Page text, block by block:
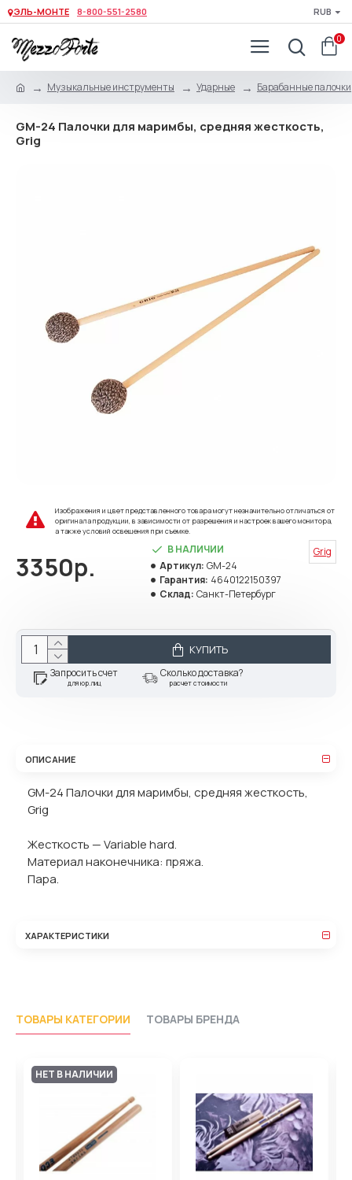
ЭЛЬ-МОНТЕ 8-800-551-2580 RUB
0
Музыкальные инструменты Ударные Барабанные
GM-24 Палочки для маримбы, средняя жесткость,
Grig
Изображения и цвет представленного товара могут незначительно отличаться от
оригинала продукции, в зависимости от разрешения и настроек вашего монитора,
а также условий освещения при съемке.
3350р.
В НАЛИЧИИ
Артикул: GM-24
Гарантия: 4640122150397
Склад: Санкт-Петербург
Grig
КУПИТЬ
Запросить счет
для юр.лиц
Сколько доставка?
расчет стоимости
ОПИСАНИЕ
GM-24 Палочки для маримбы, средняя жесткость,
Grig
Жесткость — Variable hard.
Материал наконечника: пряжа.
Пара.
ХАРАКТЕРИСТИКИ
ТОВАРЫ КАТЕГОРИИ ТОВАРЫ БРЕНДА
НЕТ В НАЛИЧИИ